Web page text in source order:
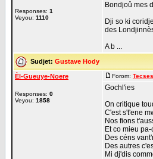
Responses: 1
Veyou: 1110
Bondjoû mes
Dji so ki
des
A b ...
Sudjet: Gustave Hody
Èl-Gueuye-Noere
Responses: 0
Veyou: 1858
Forom:
Gochl'ies
On critique
C'est s't'ene
Nos fions
Et co mieu pa-
Des céns
Des autres
Mi dj'dis